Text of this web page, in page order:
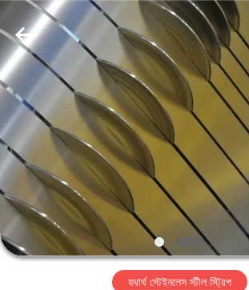
বাড়ি
পণ্য
ভিডিও
আমাদের
সম্পর্কে
Guanglu
Co.,
Ltd.
All
Rights
Reserved.
যথার্থ স্টেইনলেস স্টীল স্ট্রিপ